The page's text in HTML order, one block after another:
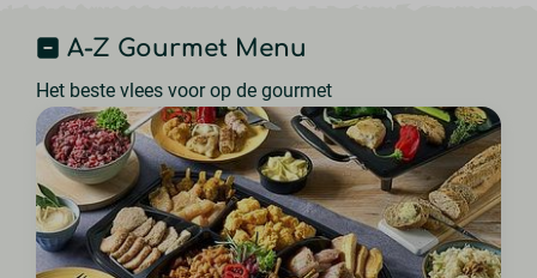
A-Z Gourmet Menu
Het beste vlees voor op de gourmet